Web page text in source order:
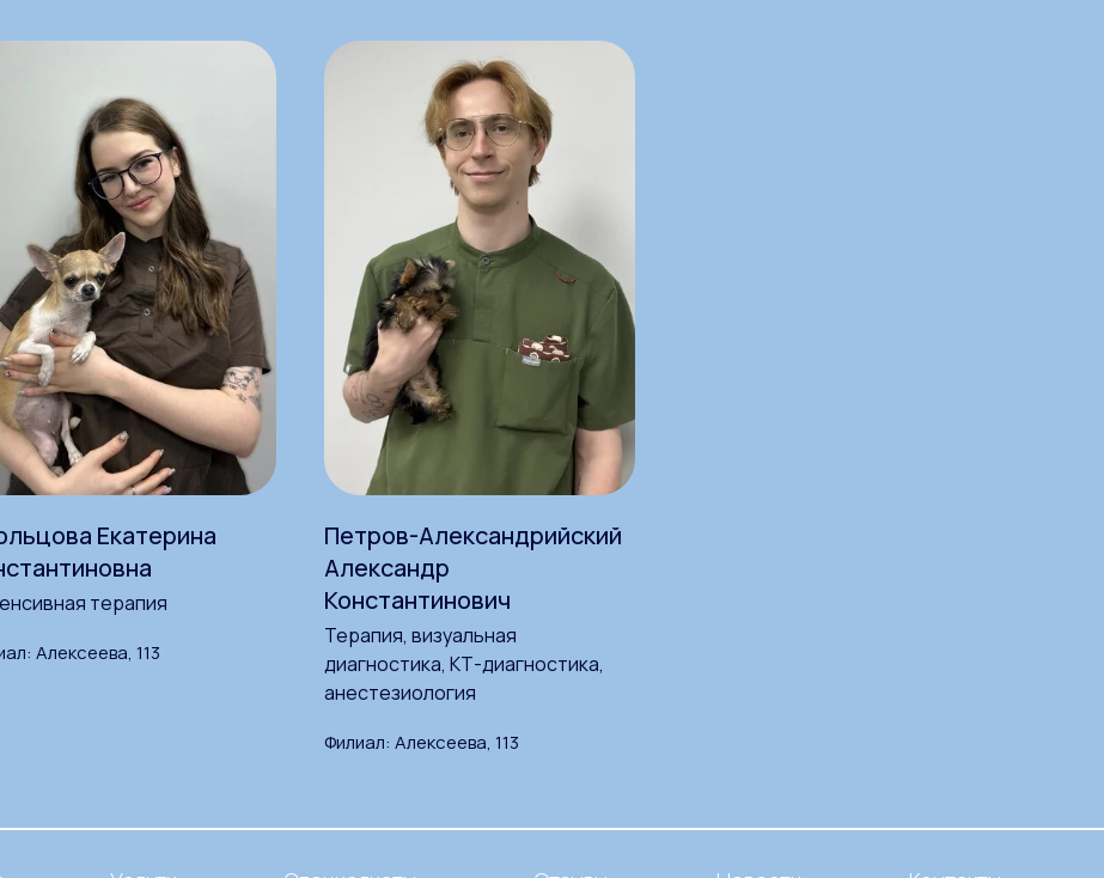
Екатерина
терапия
Алексеева, 113
Петров-Александрийский
Александр
Константинович
Терапия, визуальная
диагностика, КТ-диагностика,
анестезиология
Филиал: Алексеева, 113